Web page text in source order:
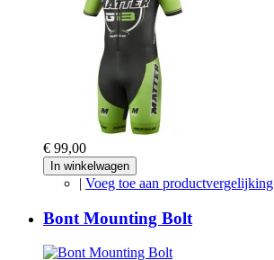
€ 99,00
In winkelwagen
| Voeg toe aan productvergelijking
Bont Mounting Bolt